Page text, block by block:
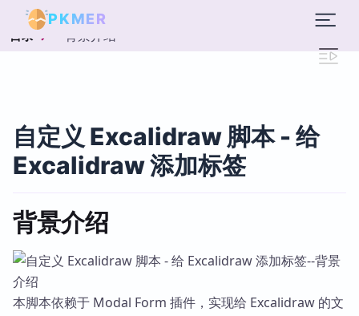
PKMER
目录 背景介绍
自定义 Excalidraw 脚本 - 给
Excalidraw 添加标签
背景介绍
本脚本依赖于 Modal Form 插件，实现给 Excalidraw 的文